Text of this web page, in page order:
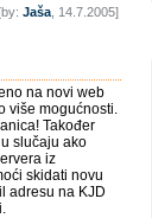
Jaša, 14.7.2005]
na novi web
više mogućnosti.
Također
slučaju ako
iz
skidati novu
adresu na KJD